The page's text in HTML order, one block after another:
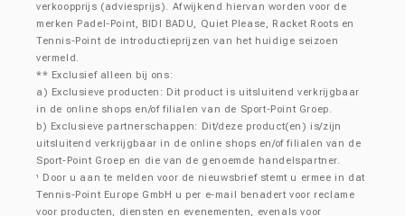
verkoopprijs (adviesprijs). Afwijkend hiervan worden voor de
merken Padel-Point, BIDI BADU, Quiet Please, Racket Roots en
Tennis-Point de introductieprijzen van het huidige seizoen
vermeld.
** Exclusief alleen bij ons:
a) Exclusieve producten: Dit product is uitsluitend verkrijgbaar
in de online shops en/of filialen van de Sport-Point Groep.
b) Exclusieve partnerschappen: Dit/deze product(en) is/zijn
uitsluitend verkrijgbaar in de online shops en/of filialen van de
Sport-Point Groep en die van de genoemde handelspartner.
¹
Door u aan te melden voor de nieuwsbrief stemt u ermee in dat
Tennis-Point Europe GmbH u per e-mail benadert voor reclame
voor producten, diensten en evenementen, evenals voor